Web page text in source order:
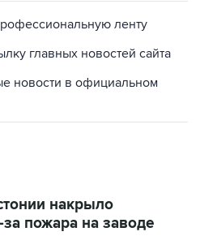
ленту
главных новостей сайта
новости в официальном
накрыло
пожара на заводе